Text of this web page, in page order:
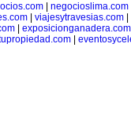
| negocioslima.com
| viajesytravesias.com|
| exposicionganadera.com